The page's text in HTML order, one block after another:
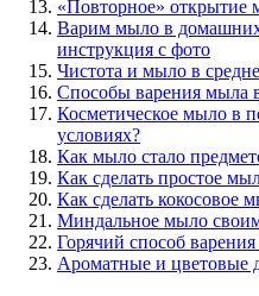
«Повторное» открытие
Варим мыло в
инструкция с фото
Чистота и мыло в
Способы варения мыла
Косметическое мыло в
условиях?
Как мыло стало
Как сделать простое
Как сделать кокосовое
Миндальное мыло
Горячий способ
Ароматные и цветовые